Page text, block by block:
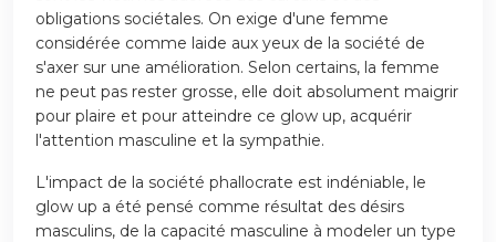
obligations sociétales. On exige d'une femme
considérée comme laide aux yeux de la société de
s'axer sur une amélioration. Selon certains, la femme
ne peut pas rester grosse, elle doit absolument maigrir
pour plaire et pour atteindre ce glow up, acquérir
l'attention masculine et la sympathie.
L'impact de la société phallocrate est indéniable, le
glow up a été pensé comme résultat des désirs
masculins, de la capacité masculine à modeler un type